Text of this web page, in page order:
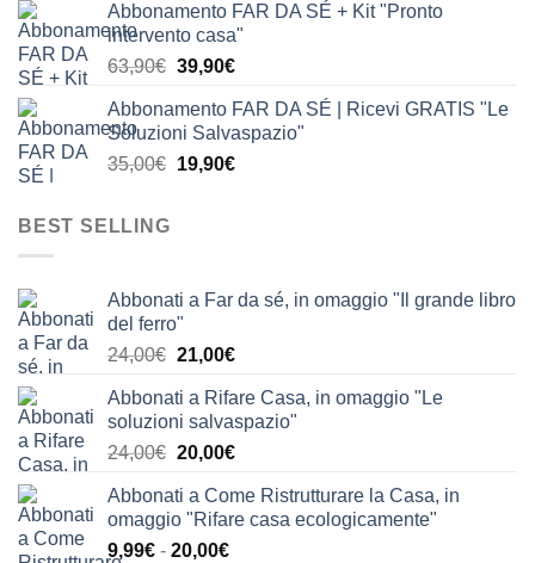
originale
era:
24,00€.
attuale
è:
19,90€.
Abbonamento FAR DA SÉ + Kit "Pronto
intervento casa"
63,90€ Il
originale
era:
63,90€.
39,90€Il
attuale
è:
39,90€.
Abbonamento FAR DA SÉ | Ricevi GRATIS "Le
Soluzioni Salvaspazio"
35,00€ Il
19,90€Il
BEST SELLING
Abbonati a Far da sé, in omaggio "Il grande libro
del ferro"
24,00€ Il
originale
era:
24,00€.
21,00€Il
attuale
è:
21,00€.
Abbonati a Rifare Casa, in omaggio "Le
soluzioni salvaspazio"
24,00€ Il
originale
era:
24,00€.
20,00€Il
attuale
è:
Abbonati a Come Ristrutturare la Casa, in
omaggio "Rifare casa ecologicamente"
9,99€ - 20,00€Fascia